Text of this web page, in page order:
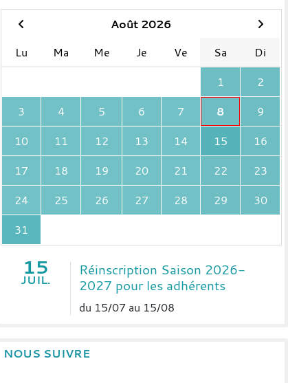
Août 2026
Lu
Ma Me Je Ve Sa
Di
1
2
3
4 5 6 7 8
9
10
11 12 13 14 15
16
17
18 19 20 21 22
23
24
25 26 27 28 29
30
31
15
JUIL.
Réinscription Saison 2026-
2027 pour les adhérents
du 15/07 au 15/08
NOUS SUIVRE